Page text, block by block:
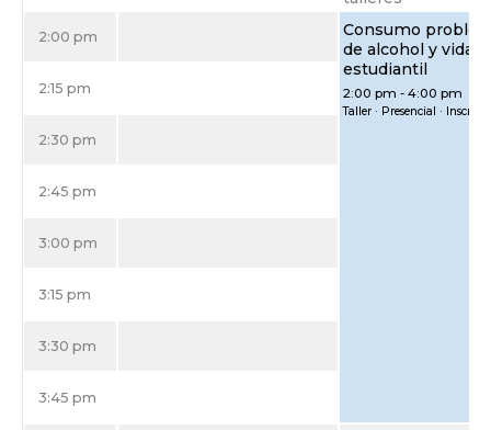
1:45 pm 2:00 pm
2:00 pm
Consumo
de alcohol y vida
estudiantil
2:00 pm -4:00 pm
Taller · Presencial ·
2:15 pm
2:30 pm
2:45 pm
3:00 pm
3:15 pm
3:30 pm
3:45 pm